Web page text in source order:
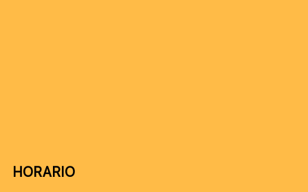
HORARIO